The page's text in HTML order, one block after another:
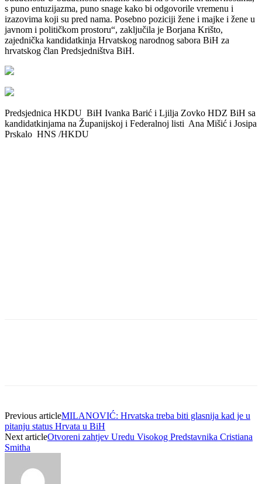
s puno entuzijazma, puno snage kako bi odgovorile vremenu i
izazovima koji su pred nama. Posebno poziciji žene i majke i žene u
javnom i političkom prostoru“, zaključila je Borjana Krišto,
zajednička kandidatkinja Hrvatskog narodnog sabora BiH za
hrvatskog član Predsjedništva BiH.
Predsjednica HKDU BiH Ivanka Barić i Ljilja Zovko HDZ BiH sa
kandidatkinjama na Županijskoj i Federalnoj listi Ana Mišić i Josipa
Prskalo HNS /HKDU
Previous articleMILANOVIĆ: Hrvatska treba biti glasnija kad je u
pitanju status Hrvata u BiH
Next articleOtvoreni zahtjev Uredu Visokog Predstavnika Cristiana
Smitha